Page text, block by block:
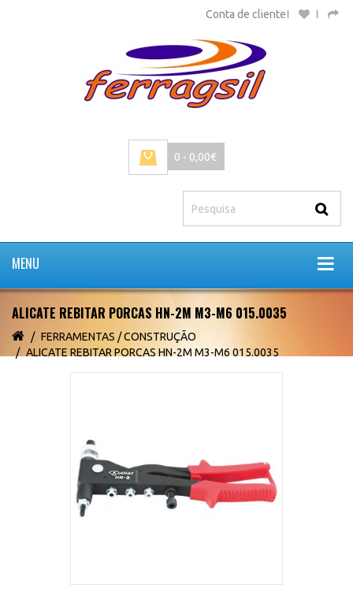
Conta de cliente
0 - 0,00€
MENU
ALICATE REBITAR PORCAS HN-2M M3-M6 015.0035
FERRAMENTAS / CONSTRUÇÃO
ALICATE REBITAR PORCAS HN-2M M3-M6 015.0035